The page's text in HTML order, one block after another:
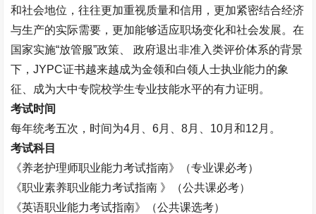
和社会地位，往往更加重视质量和信用，更加紧密结合经济
与生产的实际需要，更加能够适应职场变化和社会发展。在
国家实施“放管服”政策、 政府退出非准入类评价体系的背景
下，JYPC证书越来越成为金领和白领人士执业能力的象
征、成为大中专院校学生专业技能水平的有力证明。
考试时间
每年统考五次，时间为4月、6月、8月、 10月和12 月。
考试科目
《养老护理师职业能力考试指南》（专业课必考）
《职业素养职业能力考试指南 》（公共课必考）
《英语职业能力考试指南》（公共课选考）